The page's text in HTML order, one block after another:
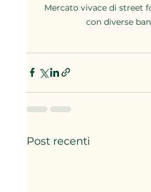
Mercato vivace di street
con diverse
Post recenti